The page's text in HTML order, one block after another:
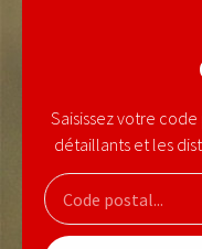
Saisissez votre
détaillants et les